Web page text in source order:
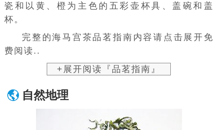
瓷和以黄、橙为主色的五彩壶杯具、盖碗和盖
杯。
完整的海马宫茶品茗指南内容请点击展开免
费阅读..
+展开阅读『品茗指南』
自然地理